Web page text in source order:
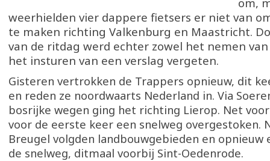
weerhielden vier dappere fietsers er niet van
te maken richting Valkenburg en Maastricht.
van de ritdag werd echter zowel het nemen
het insturen van een verslag vergeten.
Gisteren vertrokken de Trappers opnieuw, dit
en reden ze noordwaarts Nederland in. Via
bosrijke wegen ging het richting Lierop. Net
voor de eerste keer een snelweg overgestoken.
Breugel volgden landbouwgebieden en opnieuw
de snelweg, ditmaal voorbij Sint-Oedenrode.